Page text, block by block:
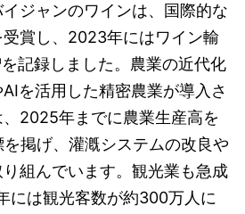
ジャンのワインは、国際的な
賞し、2023年にはワイン輸
記録しました。農業の近代化
を活用した精密農業が導入さ
2025年までに農業生産高を
掲げ、灌漑システムの改良や
組んでいます。観光業も急成
には観光客数が約300万人に